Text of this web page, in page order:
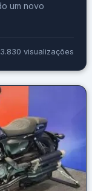
um novo
visualizações